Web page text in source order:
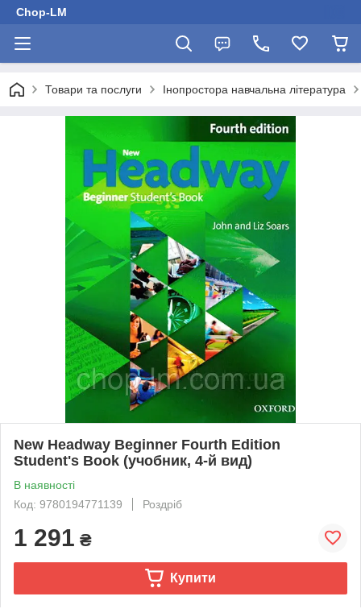
Chop-LM
Товари та послуги Інопростора навчальна література
New Headway Beginner Fourth Edition
Student's Book (учобник, 4-й вид)
В наявності
Код: 9780194771139
Роздріб
1 291 ₴
Купити